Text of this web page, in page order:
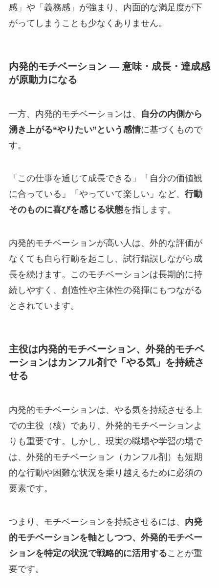
感」や「義務感」が強まり、内面的な満足度が下
がってしまうことも少なくありません。
内発的モチベーション ― 意味・成長・達成感
が原動力になる
一方、内発的モチベーションは、
自分の内側から
湧き上がる“やりたい”という感情に基づくもので
す。
「この仕事を通じて成長できる」「自分の価値観
に合っている」「やっていて楽しい」など、 行動
そのものに喜びを感じる状態を指します。
内発的モチベーションが高い人は、外的な評価が
なくても自ら行動を起こし、試行錯誤しながら成
長を続けます。このモチベーションは長期的に持
続しやすく、創造性や主体性の発揮にもつながる
とされています。
主役は内発的モチベーション、外発的モチベ
ーションはカンフル剤で「やる気」を持続さ
せる
内発的モチベーションは、やる気を持続させる上
での主役（核）であり、外発的モチベーションよ
りも重要です。しかし、現実の職場や学習の場で
は、外発的モチベーション（カンフル剤）も短期
的な行動や困難な状況を乗り越えるために必須の
要素です。
つまり、モチベーションを持続させるには、 内発
的モチベーションを軸としつつ、外発的モチベー
ションを特定の状況で戦略的に活用することが重
要です。